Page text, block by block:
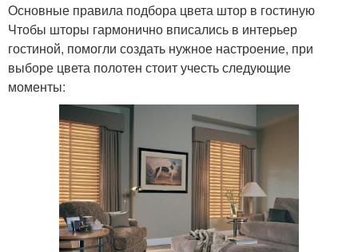
Основные правила подбора цвета штор в гостиную
Чтобы шторы гармонично вписались в интерьер
гостиной, помогли создать нужное настроение, при
выборе цвета полотен стоит учесть следующие
моменты: